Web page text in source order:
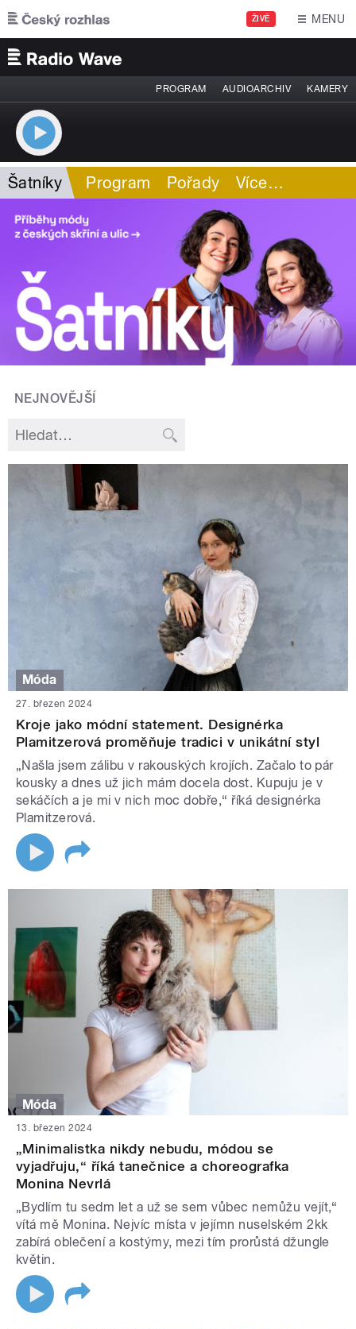
Přejít k hlavnímu obsahu
ŽIVĚ MENU
PROGRAM AUDIOARCHIV KAMERY
Šatníky Program Pořady Více…
NEJNOVĚJŠÍ
Móda
27. březen 2024
Kroje jako módní statement. Designérka
Plamitzerová proměňuje tradici v unikátní styl
„Našla jsem zálibu v rakouských krojích. Začalo to pár
kousky a dnes už jich mám docela dost. Kupuju je v
sekáčích a je mi v nich moc dobře,“ říká designérka
Plamitzerová.
Móda
13. březen 2024
„Minimalistka nikdy nebudu, módou se
vyjadřuju,“ říká tanečnice a choreografka
Monina Nevrlá
„Bydlím tu sedm let a už se sem vůbec nemůžu vejít,“
vítá mě Monina. Nejvíc místa v jejímn nuselském 2kk
zabírá oblečení a kostýmy, mezi tím prorůstá džungle
květin.